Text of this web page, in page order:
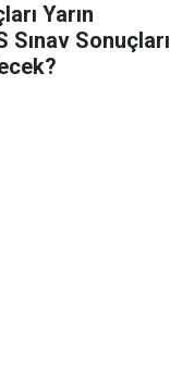
Yarın
Sınav Sonuçları